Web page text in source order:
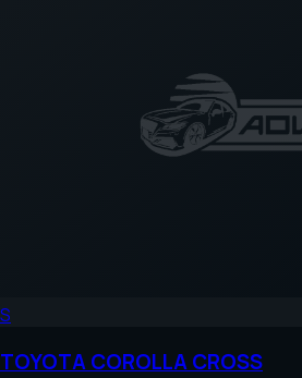
S
TOYOTACOROLLA CROSS